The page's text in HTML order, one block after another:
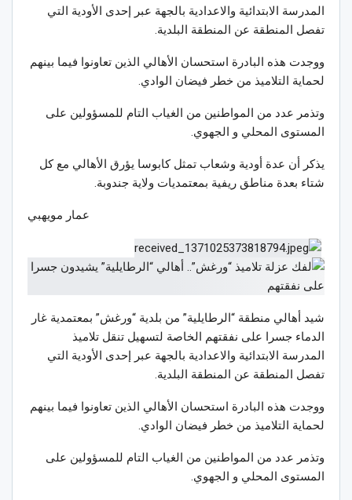
المدرسة الابتدائية والاعدادية بالجهة عبر إحدى الأودية التي
تفصل المنطقة عن المنطقة البلدية.
ووجدت هذه البادرة استحسان الأهالي الذين تعاونوا فيما بينهم
لحماية التلاميذ من خطر فيضان الوادي.
وتذمر عدد من المواطنين من الغياب التام للمسؤولين على
المستوى المحلي و الجهوي.
يذكر أن عدة أودية وشعاب تمثل كابوسا يؤرق الأهالي مع كل
شتاء بعدة مناطق ريفية بمعتمديات ولاية جندوبة.
عمار مويهبي
شيد أهالي منطقة “الرطايلية” من بلدية “ورغش” بمعتمدية غار
الدماء جسرا على نفقتهم الخاصة لتسهيل تنقل تلاميذ
المدرسة الابتدائية والاعدادية بالجهة عبر إحدى الأودية التي
تفصل المنطقة عن المنطقة البلدية.
ووجدت هذه البادرة استحسان الأهالي الذين تعاونوا فيما بينهم
لحماية التلاميذ من خطر فيضان الوادي.
وتذمر عدد من المواطنين من الغياب التام للمسؤولين على
المستوى المحلي و الجهوي.